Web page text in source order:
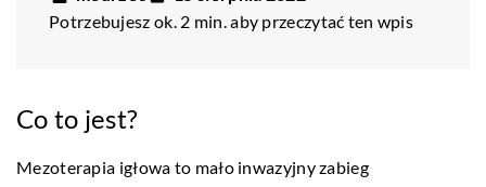
Potrzebujesz ok. 2 min. aby przeczytać ten wpis
Co to jest?
Mezoterapia igłowa to mało inwazyjny zabieg